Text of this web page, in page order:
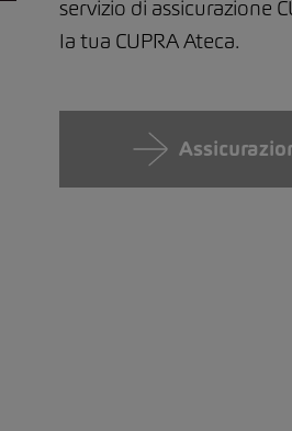
servizio di assicurazione
la tua CUPRA Ateca.